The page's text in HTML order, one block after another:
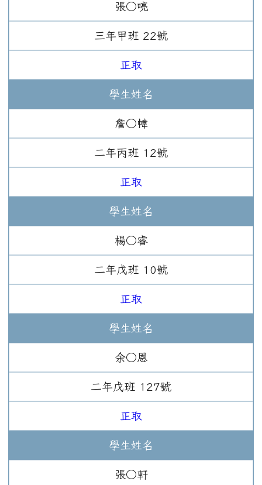
張○喨
三年 甲班 22號
正取
學生姓名
詹○幃
二年丙班 12號
正取
學生姓名
楊○睿
二年 戊班 10號
正取
學生姓名
余○恩
二年 戊班 127號
正取
學生姓名
張○軒